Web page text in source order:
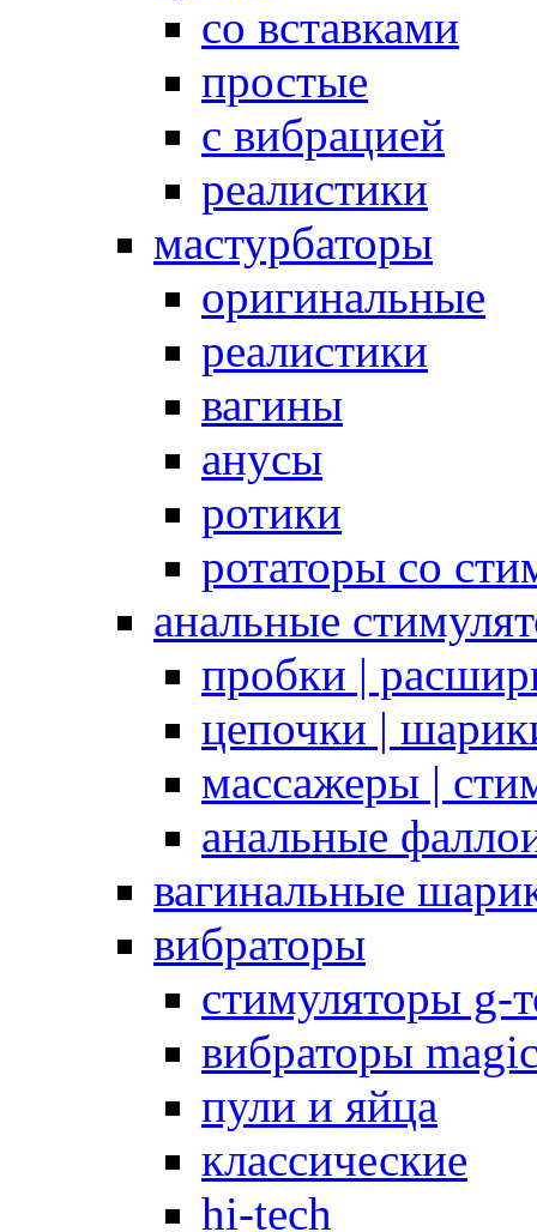
со вставками
простые
с вибрацией
реалистики
мастурбаторы
оригинальные
реалистики
вагины
анусы
ротики
ротаторы со
анальные
пробки |
цепочки |
массажеры |
анальные
вагинальные
вибраторы
стимуляторы g-
вибраторы
пули и яйца
классические
hi-tech